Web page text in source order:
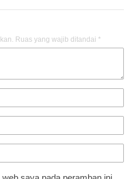
Ruas yang wajib ditandai *